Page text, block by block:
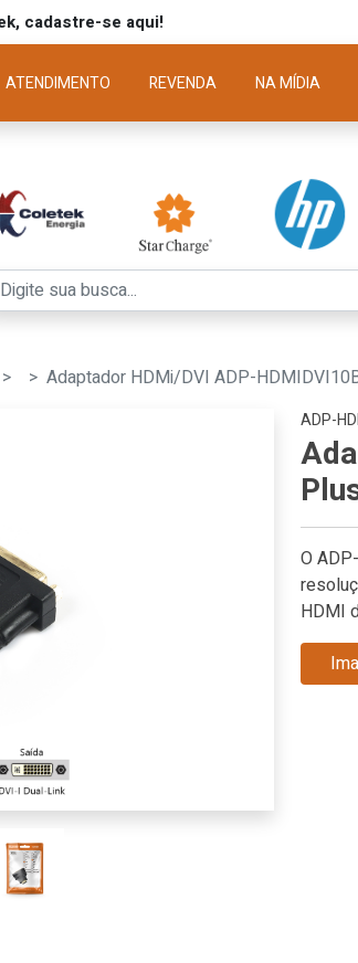
cadastre-se aqui!
ATENDIMENTO REVENDA NA MÍDIA
Adaptador HDMi/DVI ADP-
ADP-
O
HDMI